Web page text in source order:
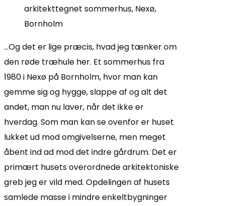
…Og det er lige præcis, hvad jeg tænker om
den røde træhule her. Et sommerhus fra
1980 i Nexø på Bornholm, hvor man kan
gemme sig og hygge, slappe af og alt det
andet, man nu laver, når det ikke er
hverdag. Som man kan se ovenfor er huset
lukket ud mod omgivelserne, men meget
åbent ind ad mod det indre gårdrum. Det er
primært husets overordnede arkitektoniske
greb jeg er vild med. Opdelingen af husets
samlede masse i mindre enkeltbygninger